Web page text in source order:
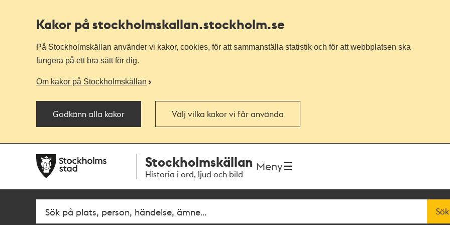
Kakor på stockholmskallan.stockholm.se
På Stockholmskällan använder vi kakor, cookies, för att sammanställa statistik och för att webbplatsen ska
fungera på ett bra sätt för dig.
Om kakor på Stockholmskällan
Godkänn alla kakor Välj vilka kakor vi får använda
navigationen
huvudinnehållet
Stockholmskällan
Historia i ord, ljud och bild
Meny
Fritextsök Sök